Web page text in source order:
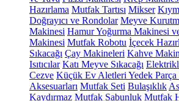
Hazırlama Mutfak Tartısı Mikser
Doğrayıcı ve Rondolar Meyve
Makinesi Hamur Yoğurma Makinesi
Makinesi Mutfak Robotu İçecek
Sıkacağı Çay Makineleri Kahve
Isıtıcılar Katı Meyve Sıkacağı
Cezve Küçük Ev Aletleri Yedek Parça
Aksesuarları Mutfak Seti Bulaşıklık
Kaydırmaz Mutfak Sabunluk Mutfak